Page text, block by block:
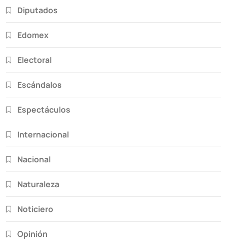
Diputados
Edomex
Electoral
Escándalos
Espectáculos
Internacional
Nacional
Naturaleza
Noticiero
Opinión